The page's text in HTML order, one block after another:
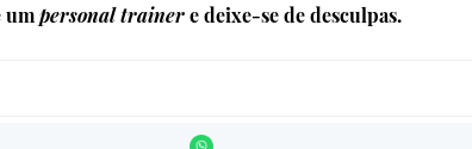
umpersonal trainere deixe-se de desculpas.